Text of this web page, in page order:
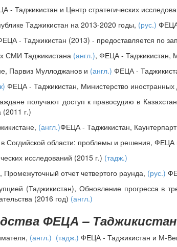
- Таджикистан и Центр стратегических
Таджикистан на 2013-2020 годы, (рус.) ФЕЦА
- Таджикистан (2013) - предоставляется по
СМИ Таджикистана (англ.), ФЕЦА - Таджикистан,
Парвиз Муллоджанов и (англ.) ФЕЦА -
ФЕЦА - Таджикистан, Министерство
получают доступ к правосудию в
(2011 г.)
(англ.)ФЕЦА - Таджикистан,
в Согдийской области: проблемы и решения,
исследований (2015 г.) (тадж.)
отчет четвертого раунда, (рус.)
(Таджикистан), Обновление прогресса в
(2016 год) (англ.)
ФЕЦА – Таджикистан
(англ.) (тадж.) ФЕЦА - Таджикистан и М-